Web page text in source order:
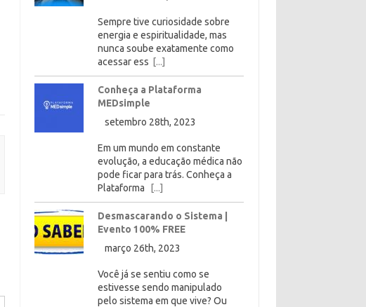
Sempre tive curiosidade sobre
energia e espiritualidade, mas
nunca soube exatamente como
acessar ess [...]
Conheça a Plataforma
MEDsimple
setembro 28th, 2023
Em um mundo em constante
evolução, a educação médica não
pode ficar para trás. Conheça a
Plataforma
[...]
Desmascarando o Sistema |
Evento 100% FREE
março 26th, 2023
Você já se sentiu como se
estivesse sendo manipulado
pelo sistema em que vive? Ou